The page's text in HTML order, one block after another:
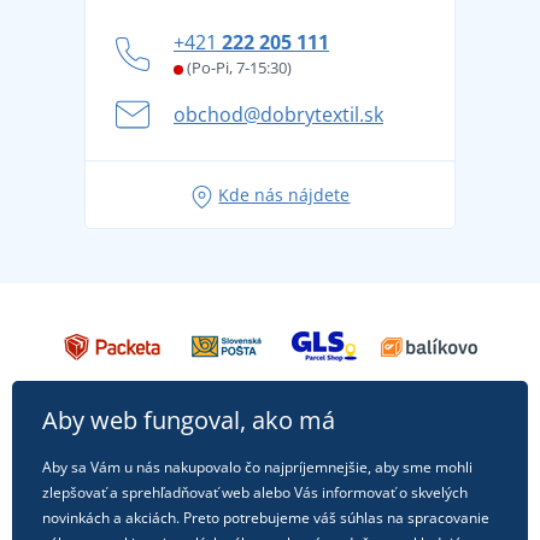
DobrýTextil pre firmy a organizácie
Letné dobrodružstvo sa začína balením alebo
pripravte sa na dovolenku bez starostí
+421 222 205 111
(Po-Pi, 7-15:30)
obchod@dobrytextil.sk
Kde nás nájdete
Aby web fungoval, ako má
Aby sa Vám u nás nakupovalo čo najpríjemnejšie, aby sme mohli
zlepšovať a sprehľadňovať web alebo Vás informovať o skvelých
novinkách a akciách. Preto potrebujeme váš súhlas na spracovanie